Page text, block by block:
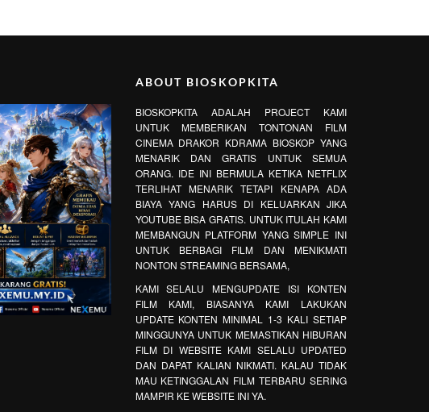
ABOUT BIOSKOPKITA
BIOSKOPKITA ADALAH PROJECT KAMI
UNTUK MEMBERIKAN TONTONAN FILM
CINEMA DRAKOR KDRAMA BIOSKOP YANG
MENARIK DAN GRATIS UNTUK SEMUA
ORANG. IDE INI BERMULA KETIKA NETFLIX
TERLIHAT MENARIK TETAPI KENAPA ADA
BIAYA YANG HARUS DI KELUARKAN JIKA
YOUTUBE BISA GRATIS. UNTUK ITULAH KAMI
MEMBANGUN PLATFORM YANG SIMPLE INI
UNTUK BERBAGI FILM DAN MENIKMATI
NONTON STREAMING BERSAMA,
KAMI SELALU MENGUPDATE ISI KONTEN
FILM KAMI, BIASANYA KAMI LAKUKAN
UPDATE KONTEN MINIMAL 1-3 KALI SETIAP
MINGGUNYA UNTUK MEMASTIKAN HIBURAN
FILM DI WEBSITE KAMI SELALU UPDATED
DAN DAPAT KALIAN NIKMATI. KALAU TIDAK
MAU KETINGGALAN FILM TERBARU SERING
MAMPIR KE WEBSITE INI YA.